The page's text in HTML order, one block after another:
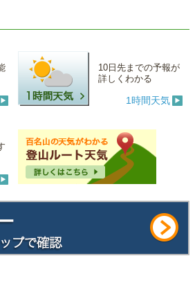
10日先までの予報が
詳しくわかる
1時間天気